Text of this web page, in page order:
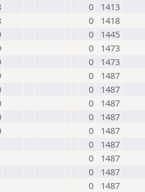
0
1413
0
1418
0
1445
0
1473
0
1473
0
1487
0
1487
0
1487
0
1487
0
1487
0
1487
0
1487
0
1487
0
1487